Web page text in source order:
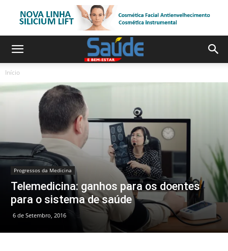
Início
Progressos da Medicina
Telemedicina: ganhos para os doentes
para o sistema de saúde
6 de Setembro, 2016